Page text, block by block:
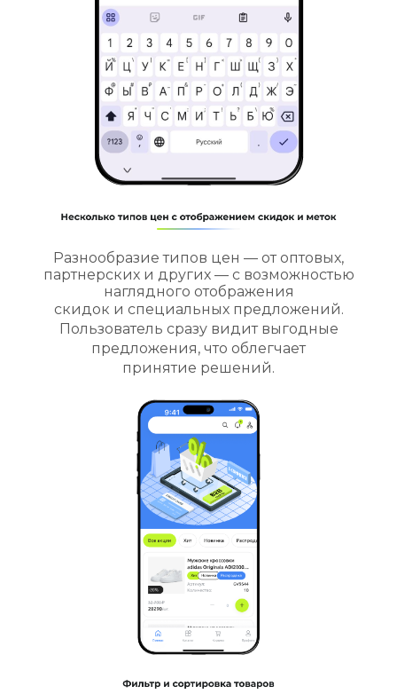
Разнообразие типов цен — от оптовых,
партнерских и других — с возможностью
наглядного отображения
скидок и специальных предложений.
Пользователь сразу видит выгодные
предложения, что облегчает
принятие решений.